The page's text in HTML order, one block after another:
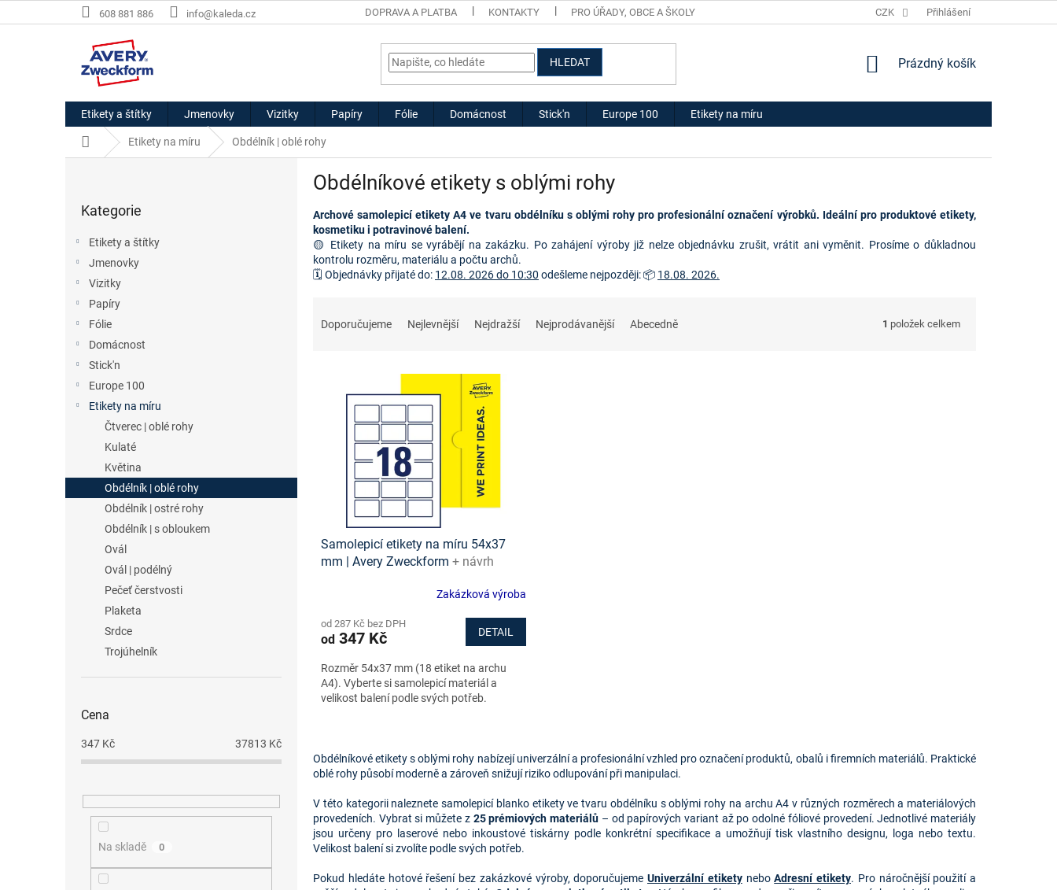
na
608 881 886 info@kaleda.cz DOPRAVA A PLATBA KONTAKTY PRO ÚŘADY, OBCE A ŠKOLY HODNOCENÍ OBCHODU
CZK Přihlášení
HLEDAT
NÁKUPNÍ
Prázdný košík
Etikety a štítky Jmenovky Vizitky Papíry Fólie Domácnost Stick'n Europe 100 Etikety na míru
Domů Etikety na míru Obdélník | oblé rohy
kategorie
Kategorie
Etikety a štítky
Jmenovky
Vizitky
Papíry
Fólie
Domácnost
Stick'n
Europe 100
Etikety na míru
Čtverec | oblé rohy
Kulaté
Květina
Obdélník | oblé rohy
Obdélník | ostré rohy
Obdélník | s obloukem
Ovál
Ovál | podélný
Pečeť čerstvosti
Plaketa
Srdce
Trojúhelník
Cena
347 Kč 37813 Kč
Na skladě 0
Obdélníkové etikety s oblými rohy
Archové samolepicí etikety A4 ve tvaru obdélníku s oblými rohy pro profesionální označení výrobků. Ideální pro produktové etikety,
kosmetiku i potravinové balení.
🟡 Etikety na míru se vyrábějí na zakázku. Po zahájení výroby již nelze objednávku zrušit, vrátit ani vyměnit. Prosíme o důkladnou
kontrolu rozměru, materiálu a počtu archů.
🗓️ Objednávky přijaté do: 12.08. 2026 do 10:30 odešleme nejpozději: 📦 18.08. 2026.
Doporučujeme Nejlevnější Nejdražší Nejprodávanější Abecedně 1 položek celkem
Samolepicí etikety na míru 54x37
mm | Avery Zweckform + návrh
Zakázková výroba
od 287 Kč bez DPH
od 347 Kč DETAIL
Rozměr 54x37 mm (18 etiket na archu
A4). Vyberte si samolepicí materiál a
velikost balení podle svých potřeb.
v
l
á
d
a
c
í
v
Obdélníkové etikety s oblými rohy nabízejí univerzální a profesionální vzhled pro označení produktů, obalů i firemních materiálů. Praktické
oblé rohy působí moderně a zároveň snižují riziko odlupování při manipulaci.
V této kategorii naleznete samolepicí blanko etikety ve tvaru obdélníku s oblými rohy na archu A4 v různých rozměrech a materiálových
provedeních. Vybrat si můžete z 25 prémiových materiálů – od papírových variant až po odolné fóliové provedení. Jednotlivé materiály
jsou určeny pro laserové nebo inkoustové tiskárny podle konkrétní specifikace a umožňují tisk vlastního designu, loga nebo textu.
Velikost balení si zvolíte podle svých potřeb.
Pokud hledáte hotové řešení bez zakázkové výroby, doporučujeme Univerzální etiketyneboAdresní etikety. Pro náročnější použití a